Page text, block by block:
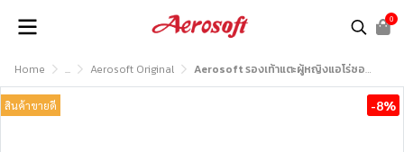
0
Home ... Aerosoft Original Aerosoft รองเท้าแตะผู้หญิงแอโร่ซอฟรุ่น EASY11
สินค้าขายดี -8%